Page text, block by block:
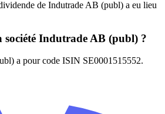
de Indutrade AB (publ) a eu lieu
société Indutrade AB (publ) ?
a pour code ISIN SE0001515552.